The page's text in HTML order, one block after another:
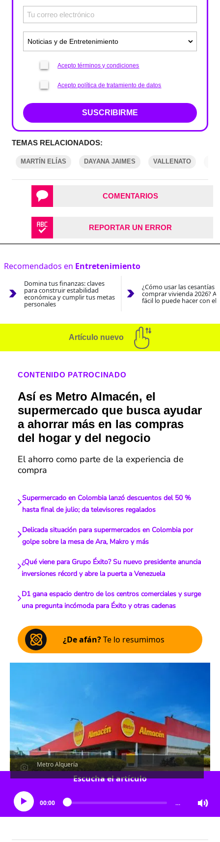
Acepto términos y condiciones
Acepto política de tratamiento de datos
SUSCRIBIRME
TEMAS RELACIONADOS:
MARTÍN ELÍAS DAYANA JAIMES VALLENATO
COMENTARIOS
REPORTAR UN ERROR
Recomendados en Entretenimiento
Domina tus finanzas: claves
para construir estabilidad
económica y cumplir tus metas
personales
¿Cómo usar las cesantías
comprar vivienda 2026?
fácil lo puede hacer con el
Artículo nuevo
CONTENIDO PATROCINADO
Así es Metro Almacén, el
supermercado que busca ayudar
a ahorrar más en las compras
del hogar y del negocio
El ahorro como parte de la experiencia de
compra
Supermercado en Colombia lanzó descuentos del 50 %
hasta final de julio; da televisores regalados
Delicada situación para supermercados en Colombia por
golpe sobre la mesa de Ara, Makro y más
¿Qué viene para Grupo Éxito? Su nuevo presidente anuncia
inversiones récord y abre la puerta a Venezuela
D1 gana espacio dentro de los centros comerciales y surge
una pregunta incómoda para Éxito y otras cadenas
¿De afán?Te lo resumimos
Metro Alquería
Escucha el artículo
00:00 …